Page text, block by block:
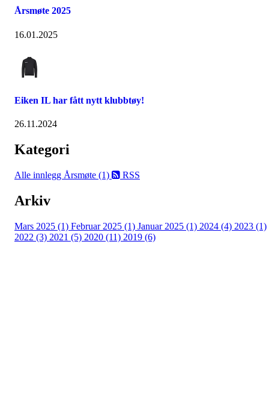
Årsmøte 2025
16.01.2025
Eiken IL har fått nytt klubbtøy!
26.11.2024
Kategori
Alle innlegg Årsmøte (1) RSS
Arkiv
Mars 2025 (1) Februar 2025 (1) Januar 2025 (1) 2024 (4) 2023 (1)
2022 (3) 2021 (5) 2020 (11) 2019 (6)